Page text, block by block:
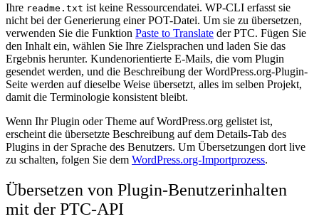
Ihre readme.txt ist keine Ressourcendatei. WP-CLI erfasst sie
nicht bei der Generierung einer POT-Datei. Um sie zu übersetzen,
verwenden Sie die Funktion Paste to Translate der PTC. Fügen Sie
den Inhalt ein, wählen Sie Ihre Zielsprachen und laden Sie das
Ergebnis herunter. Kundenorientierte E-Mails, die vom Plugin
gesendet werden, und die Beschreibung der WordPress.org-Plugin-
Seite werden auf dieselbe Weise übersetzt, alles im selben Projekt,
damit die Terminologie konsistent bleibt.
Wenn Ihr Plugin oder Theme auf WordPress.org gelistet ist,
erscheint die übersetzte Beschreibung auf dem Details-Tab des
Plugins in der Sprache des Benutzers. Um Übersetzungen dort live
zu schalten, folgen Sie dem WordPress.org-Importprozess.
Übersetzen von Plugin-Benutzerinhalten
mit der PTC-API